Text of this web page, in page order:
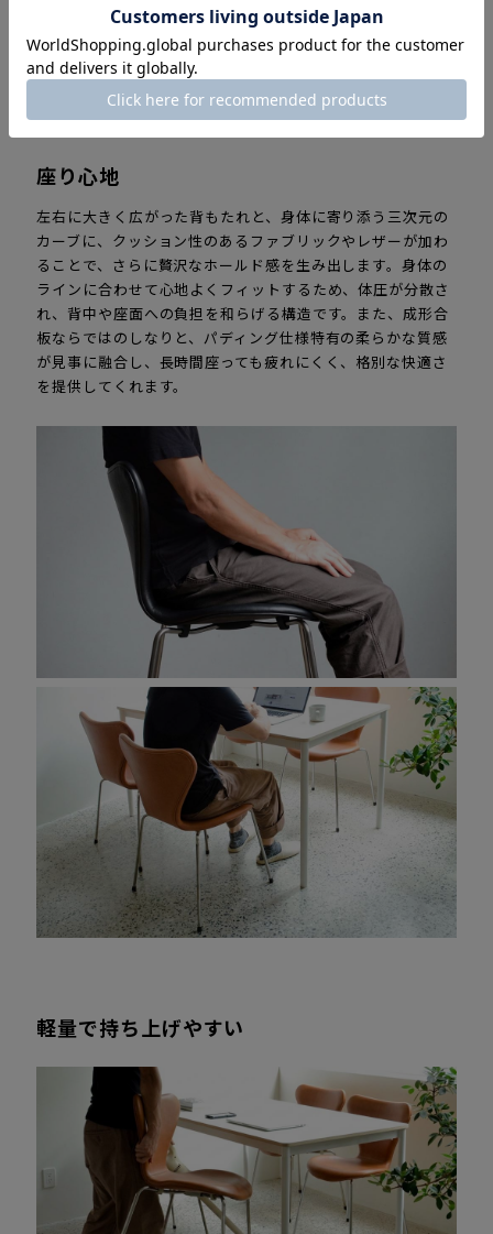
座面：ベルベット Belfas ミスティローズ
座り心地
左右に大きく広がった背もたれと、身体に寄り添う三次元の
カーブに、クッション性のあるファブリックやレザーが加わ
ることで、さらに贅沢なホールド感を生み出します。身体の
ラインに合わせて心地よくフィットするため、体圧が分散さ
れ、背中や座面への負担を和らげる構造です。また、成形合
板ならではのしなりと、パディング仕様特有の柔らかな質感
が見事に融合し、長時間座っても疲れにくく、格別な快適さ
を提供してくれます。
軽量で持ち上げやすい